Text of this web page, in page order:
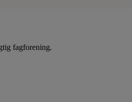
fagforening.